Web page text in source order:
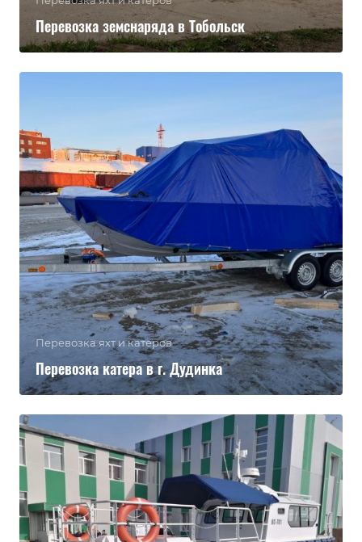
Перевозка земснаряда в Тобольск
Перевозка яхт и катеров
Перевозка катера в г. Дудинка